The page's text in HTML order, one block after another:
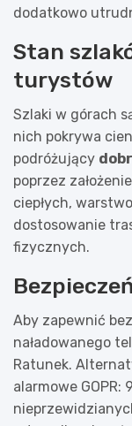
dodatkowo
Stan
turystów
Szlaki w górach
nich pokrywa
podróżujący
poprzez
ciepłych,
dostosowanie
fizycznych.
Aby zapewnić
naładowanego
Ratunek.
alarmowe GOPR: